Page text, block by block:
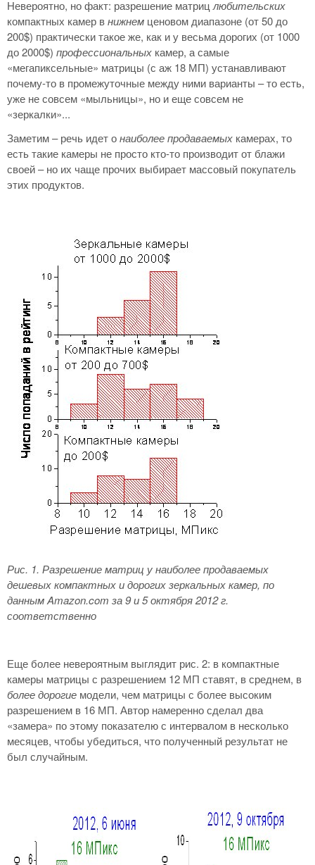
Невероятно, но факт: разрешение матриц любительских
компактных камер внижнем ценовом диапазоне (от 50 до
200$) практически такое же, как и у весьма дорогих (от 1000
до 2000$) профессиональных камер, а самые
«мегапиксельные» матрицы (с аж 18 МП) устанавливают
почему-то в промежуточные между ними варианты – то есть,
уже не совсем «мыльницы», но и еще совсем не
«зеркалки»...
Заметим – речь идет онаиболее продаваемых камерах, то
есть такие камеры не просто кто-то производит от блажи
своей – но их чаще прочих выбирает массовый покупатель
этих продуктов.
Рис. 1. Разрешение матриц у наиболее продаваемых
дешевых компактных и дорогих зеркальных камер, по
даннымAmazon.com за 9 и 5 октября 2012 г.
соответственно
Еще более невероятным выглядит рис. 2: в компактные
камеры матрицы с разрешением 12 МП ставят, в среднем, в
более дорогие модели, чем матрицы с более высоким
разрешением в 16 МП. Автор намеренно сделал два
«замера» по этому показателю с интервалом в несколько
месяцев, чтобы убедиться, что полученный результат не
был случайным.